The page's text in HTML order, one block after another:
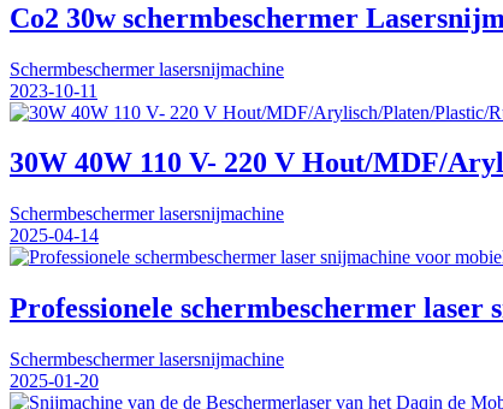
Co2 30w schermbeschermer
Schermbeschermer lasersnijmachine
2023-10-11
30W 40W 110 V- 220 V Hout/MDF/
Schermbeschermer lasersnijmachine
2025-04-14
Professionele schermbeschermer
Schermbeschermer lasersnijmachine
2025-01-20